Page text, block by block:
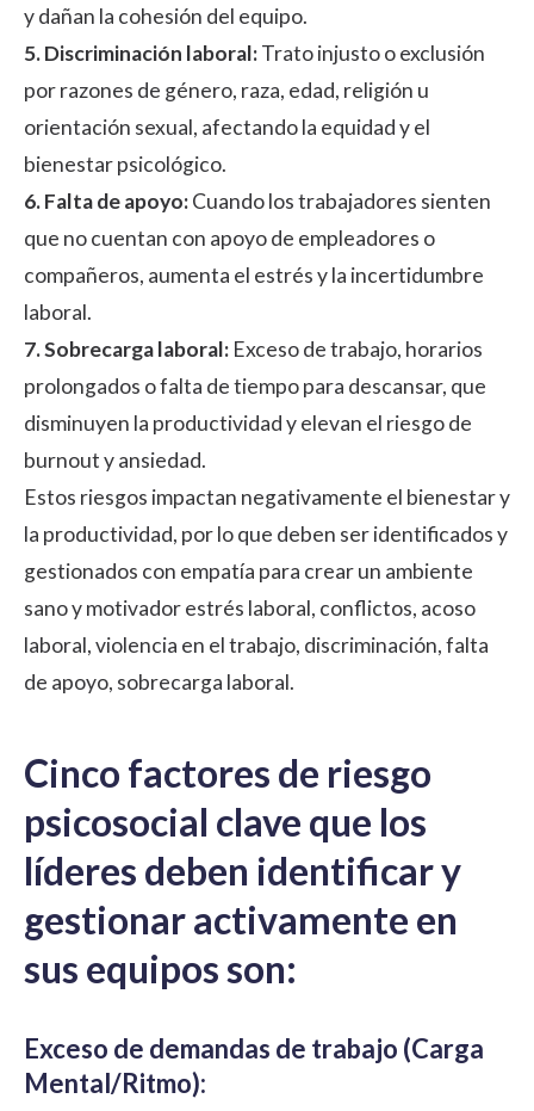
y dañan la cohesión del equipo.
5. Discriminación laboral:Trato injusto o exclusión
por razones de género, raza, edad, religión u
orientación sexual, afectando la equidad y el
bienestar psicológico.
6. Falta de apoyo:Cuando los trabajadores sienten
que no cuentan con apoyo de empleadores o
compañeros, aumenta el estrés y la incertidumbre
laboral.
7. Sobrecarga laboral: Exceso de trabajo, horarios
prolongados o falta de tiempo para descansar, que
disminuyen la productividad y elevan el riesgo de
burnout y ansiedad.
Estos riesgos impactan negativamente el bienestar y
la productividad, por lo que deben ser identificados y
gestionados con empatía para crear un ambiente
sano y motivador estrés laboral, conflictos, acoso
laboral, violencia en el trabajo, discriminación, falta
de apoyo, sobrecarga laboral.
Cinco factores de riesgo
psicosocial clave que los
líderes deben identificar y
gestionar activamente en
sus equipos son:
Exceso de demandas de trabajo (Carga
Mental/Ritmo):